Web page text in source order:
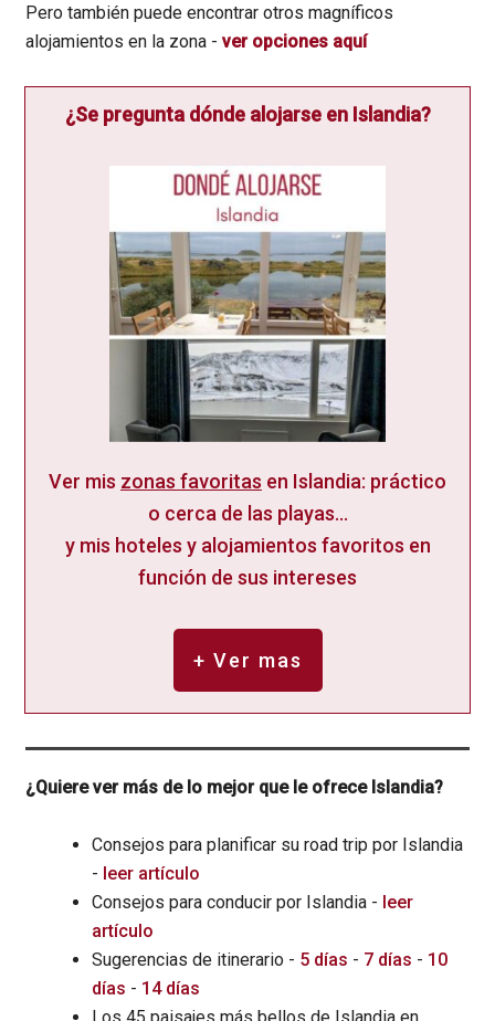
Pero también puede encontrar otros magníficos
alojamientos en la zona -ver opciones aquí
¿Se pregunta dónde alojarse en Islandia?
Ver mis zonas favoritas en Islandia: práctico
o cerca de las playas...
y mis hoteles y alojamientos favoritos en
función de sus intereses
+ Ver mas
¿Quiere ver más de lo mejor que le ofrece Islandia?
Consejos para planificar su road trip por Islandia
- leer artículo
Consejos para conducir por Islandia - leer
artículo
Sugerencias de itinerario - 5 días - 7 días - 10
días - 14 días